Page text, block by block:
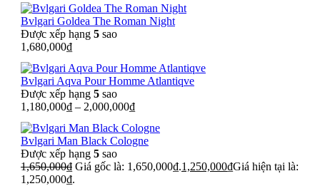
Bvlgari Goldea The Roman Night
Được xếp hạng 5 sao
1,680,000₫
Bvlgari Aqva Pour Homme Atlantiqve
Được xếp hạng 5 sao
1,180,000₫ – 2,000,000₫
Bvlgari Man Black Cologne
Được xếp hạng 5 sao
1,650,000₫ Giá gốc là: 1,650,000₫.1,250,000₫Giá hiện tại là:
1,250,000₫.